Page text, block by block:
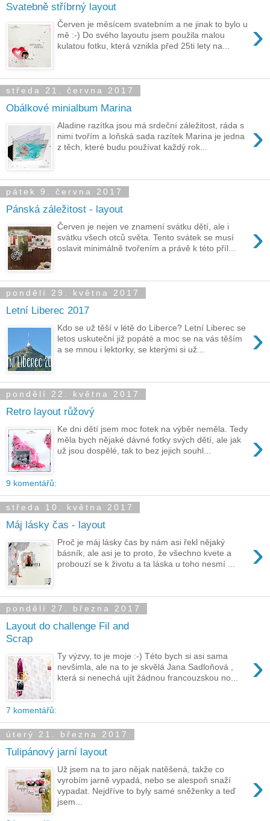
Svatebně stříbrný layout
›
Červen je měsícem svatebním a ne jinak to bylo u
mě :-) Do svého layoutu jsem použila malou
kulatou fotku, která vznikla před 25ti lety na...
středa 21. června 2017
Obálkové minialbum Marina
›
Aladine razítka jsou má srdeční záležitost, ráda s
nimi tvořím a loňská sada razítek Marina je jedna
z těch, které budu používat každý rok...
pátek 9. června 2017
Pánská záležitost - layout
›
Červen je nejen ve znamení svátku dětí, ale i
svátku všech otců světa. Tento svátek se musí
oslavit minimálně tvořením a právě k této příl...
pondělí 29. května 2017
Letní Liberec 2017
›
Kdo se už těší v létě do Liberce? Letní Liberec se
letos uskuteční již popáté a moc se na vás těším
a se mnou i lektorky, se kterými si už...
pondělí 22. května 2017
Retro layout růžový
›
Ke dni dětí jsem moc fotek na výběr neměla. Tedy
měla bych nějaké dávné fotky svých dětí, ale jak
už jsou dospělé, tak to bez jejich souhl...
9 komentářů:
středa 10. května 2017
Máj lásky čas - layout
›
Proč je máj lásky čas by nám asi řekl nějaký
básník, ale asi je to proto, že všechno kvete a
probouzí se k životu a ta láska u toho nesmí ...
pondělí 27. března 2017
Layout do challenge Fil and
Scrap
›
Ty výzvy, to je moje :-) Této bych si asi sama
nevšimla, ale na to je skvělá Jana Sadloňová ,
která si nenechá ujít žádnou francouzskou no...
7 komentářů:
úterý 21. března 2017
Tulipánový jarní layout
›
Už jsem na to jaro nějak natěšená, takže co
vyrobím jarně vypadá, nebo se alespoň snaží
vypadat. Nejdříve to byly samé sněženky a teď
jsem...